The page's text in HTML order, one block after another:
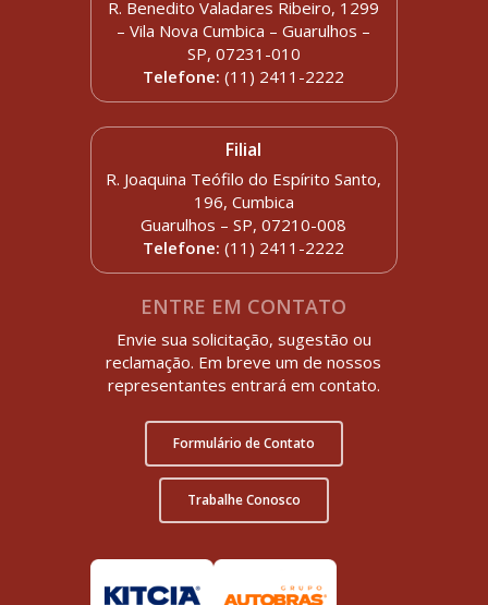
R. Benedito Valadares Ribeiro, 1299
– Vila Nova Cumbica – Guarulhos –
SP, 07231-010
Telefone:(11) 2411-2222
Filial
R. Joaquina Teófilo do Espírito Santo,
196, Cumbica
Guarulhos – SP, 07210-008
Telefone: (11) 2411-2222
ENTRE EM CONTATO
Envie sua solicitação, sugestão ou
reclamação. Em breve um de nossos
representantes entrará em contato.
Formulário de Contato
Trabalhe Conosco